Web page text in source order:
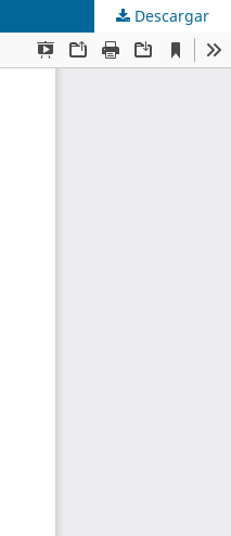
Descargar